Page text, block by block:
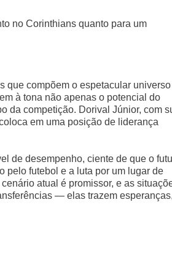
no Corinthians quanto para um
que compõem o espetacular
à tona não apenas o potencial do
da competição. Dorival Júnior, com
em uma posição de liderança
de desempenho, ciente de que o
pelo futebol e a luta por um lugar de
atual é promissor, e as
— elas trazem